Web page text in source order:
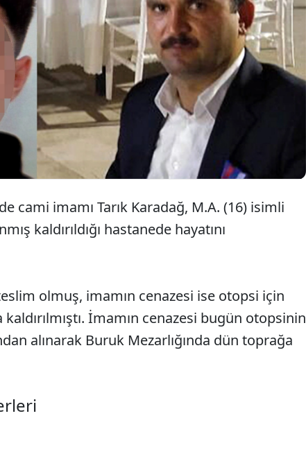
Adana Yüreğir'de kız kardeşini taciz ettiği iddiasıyla
cami imamını öldüren 16 yaşındaki genç çıkarıldığı
mahkemede tutuklandı.
cami imamı Tarık Karadağ, M.A. (16) isimli
kaldırıldığı hastanede hayatını
olmuş, imamın cenazesi ise otopsi için
İmamın cenazesi bugün otopsinin
alınarak Buruk Mezarlığında dün toprağa